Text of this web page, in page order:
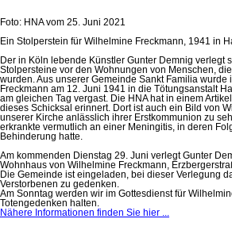
Foto: HNA vom 25. Juni 2021
Ein Stolperstein für Wilhelmine Freckmann, 1941 in
Der in Köln lebende Künstler Gunter Demnig verlegt
Stolpersteine vor den Wohnungen von Menschen,
wurden. Aus unserer Gemeinde Sankt Familia wurde
Freckmann am 12. Juni 1941 in die Tötungsanstalt
am gleichen Tag vergast. Die HNA hat in einem
dieses Schicksal erinnert. Dort ist auch ein Bild von
unserer Kirche anlässlich ihrer Erstkommunion zu
erkrankte vermutlich an einer Meningitis, in deren
Behinderung hatte.
Am kommenden Dienstag 29. Juni verlegt Gunter
Wohnhaus von Wilhelmine Freckmann,
Die Gemeinde ist eingeladen, bei dieser Verlegung
Verstorbenen zu gedenken.
Am Sonntag werden wir im Gottesdienst für
Totengedenken halten.
Nähere Informationen finden Sie hier ...